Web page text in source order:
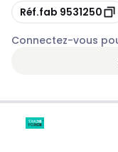
Copie
Réf.fab 9531250
Connectez-vous